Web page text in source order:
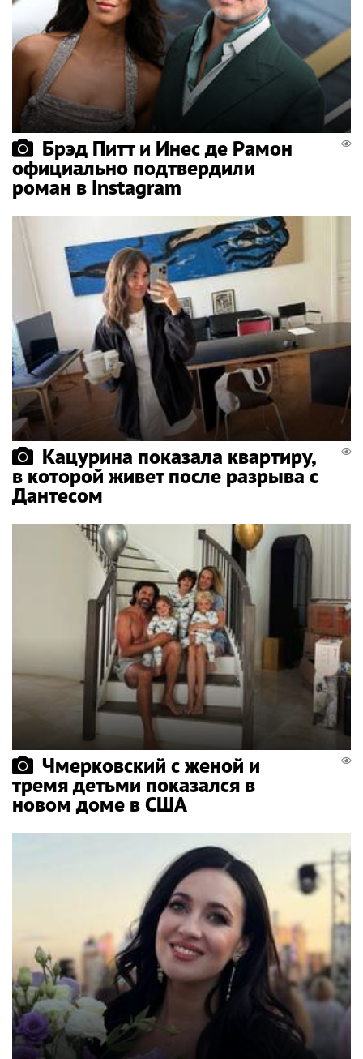
Брэд Питт и Инес де Рамон
официально подтвердили
роман в Instagram
Кацурина показала квартиру,
в которой живет после разрыва с
Дантесом
Чмерковский с женой и
тремя детьми показался в
новом доме в США